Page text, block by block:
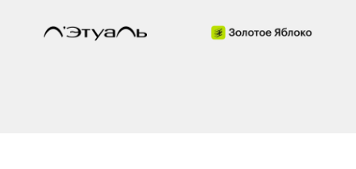
маркетплейсах